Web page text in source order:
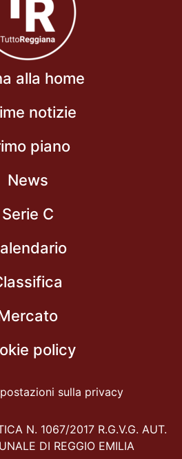
alla home
notizie
piano
News
Serie C
policy
sulla privacy
N. 1067/2017 R.G.V.G. AUT.
DI REGGIO EMILIA